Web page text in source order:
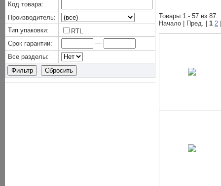
Код товара:
Производитель:
Тип упаковки:
RTL
Срок гарантии:
—
Все разделы:
Товары 1 - 57 из 87
Начало | Пред. | 1 2